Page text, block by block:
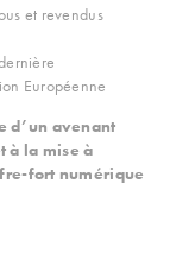
et revendus
Européenne
d’un avenant
à la mise à
fort numérique